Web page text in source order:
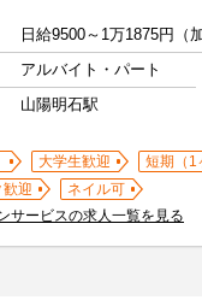
日給9500～1万1875円（
アルバイト・パート
山陽明石駅
大学生歓迎
短期（1
迎
ネイル可
サービスの求人一覧を見る